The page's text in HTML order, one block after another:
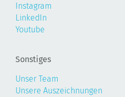
Instagram
LinkedIn
Youtube
Sonstiges
Unser Team
Unsere Auszeichnungen